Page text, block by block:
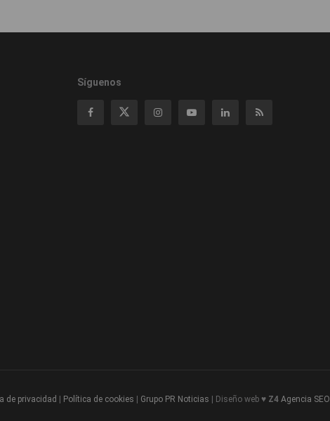
Síguenos
de privacidad Política de cookies Grupo PR Noticias | Diseño web ♥ Z4 Agencia SEO